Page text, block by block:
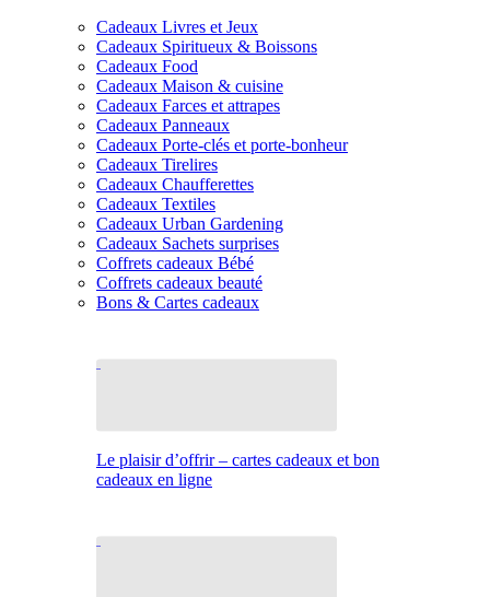
Cadeaux Livres et Jeux
Cadeaux Spiritueux & Boissons
Cadeaux Food
Cadeaux Maison & cuisine
Cadeaux Farces et attrapes
Cadeaux Panneaux
Cadeaux Porte-clés et porte-bonheur
Cadeaux Tirelires
Cadeaux Chaufferettes
Cadeaux Textiles
Cadeaux Urban Gardening
Cadeaux Sachets surprises
Coffrets cadeaux Bébé
Coffrets cadeaux beauté
Bons & Cartes cadeaux
Le plaisir d’offrir – cartes cadeaux et bon
cadeaux en ligne